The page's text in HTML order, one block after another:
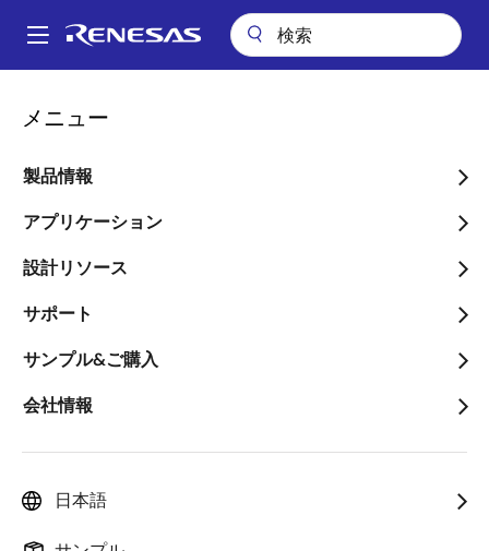
ン
Main
メニュー
製品情報
アプリケーション
設計リソース
サポート
サンプル&ご購入
会社情報
日本語
パ
ン
く
ず
10周年を迎えるルネサス32ビットRXファミリの成長を振り返って
10周年を迎えるルネサス32
ビットRXファミリの成長
を振り返って
画
像
Division
公開日:2020年5月28日